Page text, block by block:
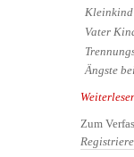
Kleinkind
Vater
Ängste
Zum